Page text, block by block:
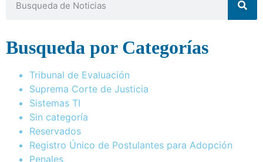
Busqueda por Categorías
Tribunal de Evaluación
Suprema Corte de Justicia
Sistemas TI
Sin categoría
Reservados
Registro Único de Postulantes para Adopción
Penales